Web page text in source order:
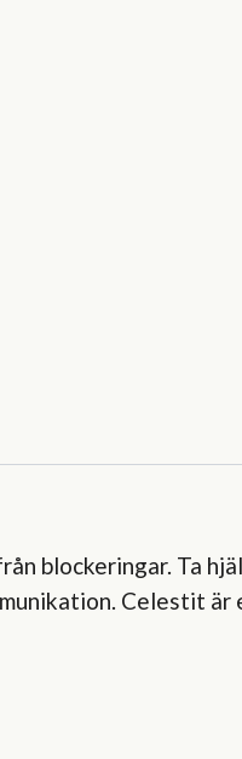
blockeringar. Ta
Celestit